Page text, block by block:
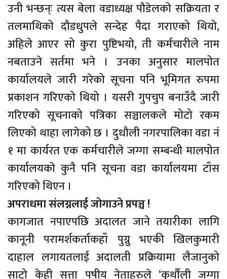
उनी भन्छन्ः त्यस बेला वडाध्यक्ष पौडेलको सक्रियता र
तलमाथिको दौडधुपले सन्देह पैदा गराएको थियो,
अहिले आएर सो कुरा पुष्टिभयो, ती कर्मचारीले नाम
नबताउने सर्तमा भने । उनका अनुसार मालपोत
कार्यालयले जारी गरेको सूचना पनि भूमिगत रुपमा
प्रकाशन गरिएको थियो । यसरी गुपचुप बनाउँदै जारी
गरिएको सूचनाको पत्रिका सञ्चालकले मोटो रकम
लिएको थाहा लागेको छ । दुधौली नगरपालिका वडा नंं
१ मा कार्यरत एक कर्मचारीले जग्गा सम्बन्धी मालपोत
कार्यालयको कुनै पनि सूचना वडा कार्यालयमा टाँस
गरिएको थिएन ।
अपराधमा संलग्नलाई जोगाउने प्रपञ्च !
कागजात नपाएपछि अदालत जाने तयारीका लागि
कानूनी परामर्शकर्ताकहाँ पुग्नु भएकी खिलकुमारी
दाहाल लगायतलाई अदालती प्रक्रियामा लैजानुको
साटो केही सत्ता पषीय नेताहरुले ‘कुर्थौली जग्गा